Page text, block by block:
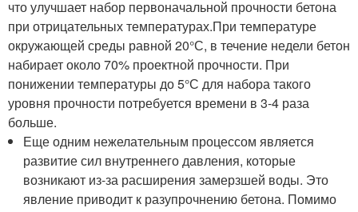
что улучшает набор первоначальной прочности бетона
при отрицательных температурах.При температуре
окружающей среды равной 20°С, в течение недели бетон
набирает около 70% проектной прочности. При
понижении температуры до 5°С для набора такого
уровня прочности потребуется времени в 3-4 раза
больше.
Еще одним нежелательным процессом является
развитие сил внутреннего давления, которые
возникают из-за расширения замерзшей воды. Это
явление приводит к разупрочнению бетона. Помимо